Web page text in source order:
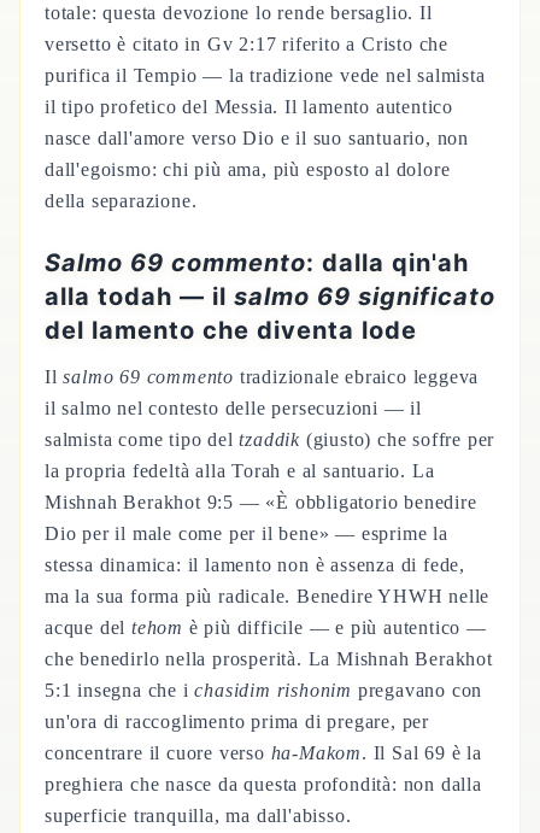
totale: questa devozione lo rende bersaglio. Il
versetto è citato in Gv 2:17 riferito a Cristo che
purifica il Tempio — la tradizione vede nel salmista
il tipo profetico del Messia. Il lamento autentico
nasce dall'amore verso Dio e il suo santuario, non
dall'egoismo: chi più ama, più esposto al dolore
della separazione.
Salmo 69 commento: dalla qin'ah
alla todah — il salmo 69 significato
del lamento che diventa lode
Ilsalmo 69 commento tradizionale ebraico leggeva
il salmo nel contesto delle persecuzioni — il
salmista come tipo deltzaddik (giusto) che soffre per
la propria fedeltà alla Torah e al santuario. La
Mishnah Berakhot 9:5 — «È obbligatorio benedire
Dio per il male come per il bene» — esprime la
stessa dinamica: il lamento non è assenza di fede,
ma la sua forma più radicale. Benedire YHWH nelle
acque del tehom è più difficile — e più autentico —
che benedirlo nella prosperità. La Mishnah Berakhot
5:1 insegna che ichasidim rishonim pregavano con
un'ora di raccoglimento prima di pregare, per
concentrare il cuore verso ha-Makom. Il Sal 69 è la
preghiera che nasce da questa profondità: non dalla
superficie tranquilla, ma dall'abisso.